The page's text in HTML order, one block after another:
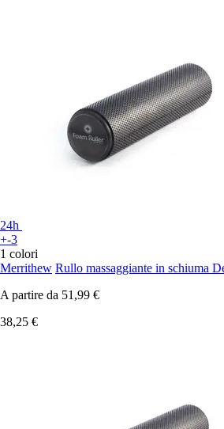
24h
+-3
1 colori
Merrithew Rullo massaggiante in schiuma
A partire da 51,99 €
38,25 €